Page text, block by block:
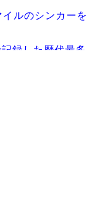
ルのシンカーを
録した歴代最多